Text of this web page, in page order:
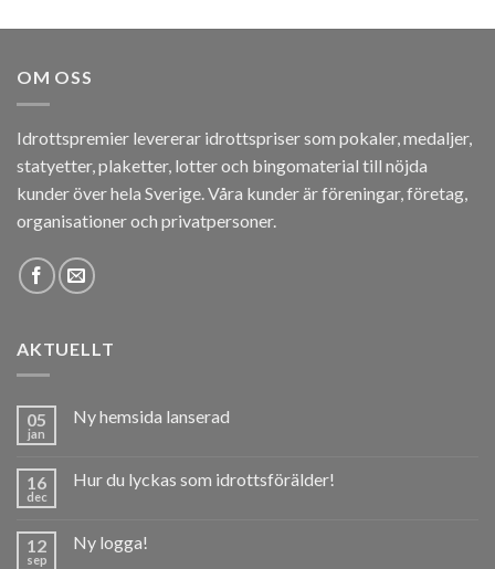
OM OSS
Idrottspremier levererar idrottspriser som pokaler, medaljer,
statyetter, plaketter, lotter och bingomaterial till nöjda
kunder över hela Sverige. Våra kunder är föreningar, företag,
organisationer och privatpersoner.
AKTUELLT
05
jan
Ny hemsida lanserad
16
dec
Hur du lyckas som idrottsförälder!
12
sep
Ny logga!